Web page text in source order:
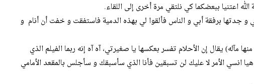
الله اعتنيا ببعضكما كي نلتقي مرة أخرى إلى اللقاء.
برفقة أبي و الناس فألقوا لي بهذه الدمية فاستفقت و خفت أن أنام و
مآله) يقال إن الأحلام تفسر بعكسها يا صغيرتي، آه آه إنه ربما الفيلم الذي
انسي الأمر لا عليك لن تسبقين فأنا الذي سأسبقك و سأجلس بالمقعد الأمامي